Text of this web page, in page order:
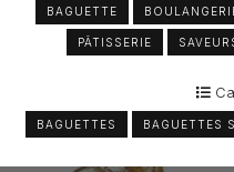
BAGUETTE
PÂTISSERIE
BAGUETTES BAGUETTES